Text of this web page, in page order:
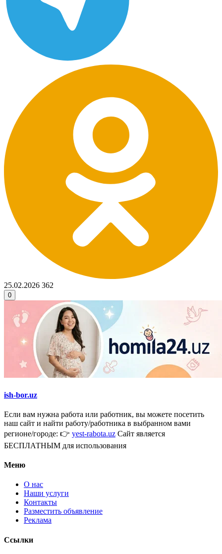
25.02.2026 362
0
ish-bor.uz
Если вам нужна работа или работник, вы можете посетить
наш сайт и найти работу/работника в выбранном вами
регионе/городе: 👉 yest-rabota.uz Сайт является
БЕСПЛАТНЫМ для использования
Меню
О нас
Наши услуги
Контакты
Разместить объявление
Реклама
Ссылки